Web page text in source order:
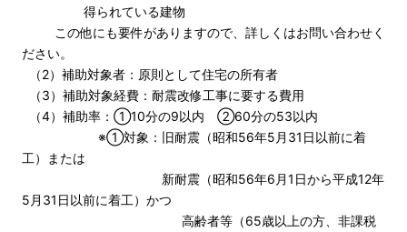
得られている建物
この他にも要件がありますので、詳しくはお問い合わせく
ださい。
（2）補助対象者：原則として住宅の所有者
（3）補助対象経費：耐震改修工事に要する費用
（4）補助率：①10分の9以内 ②60分の53以内
※①対象：旧耐震（昭和56年5月31日以前に着
工）または
新耐震（昭和56年6月1日から平成12年
5月31日以前に着工）かつ
高齢者等（65歳以上の方、非課税